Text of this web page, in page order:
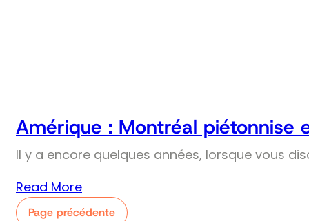
Amérique : Montréal piétonnise
Il y a encore quelques années, lorsque vous
Read More
Page précédente